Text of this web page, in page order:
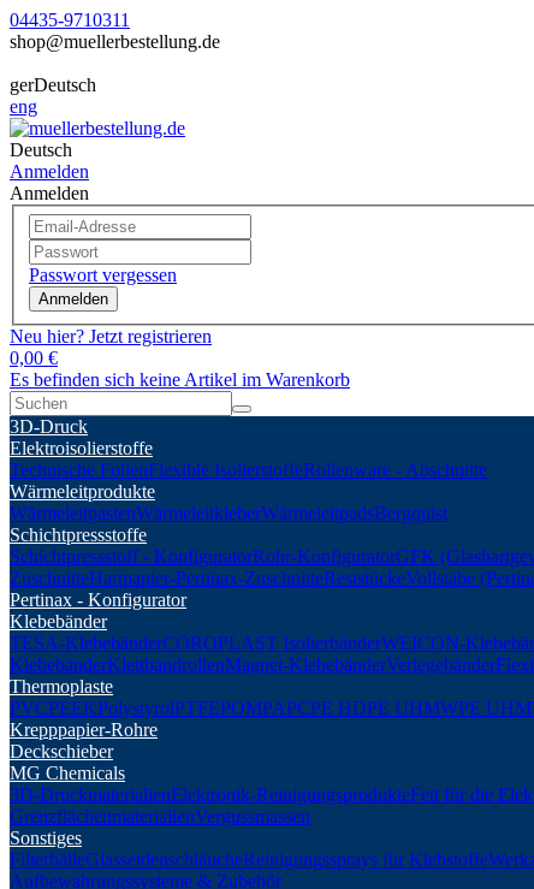
04435-9710311
shop@muellerbestellung.de
gerDeutsch
eng
Deutsch
Anmelden
Anmelden
Passwort vergessen
Anmelden
Neu hier? Jetzt registrieren
0,00 €
Es befinden sich keine Artikel im Warenkorb
3D-Druck
Elektroisolierstoffe
Technische FolienFlexible IsolierstoffeRollenware - Abschnitte
Wärmeleitprodukte
WärmeleitpastenWärmeleitkleberWärmeleitpadsBergquist
Schichtpressstoffe
Schichtpressstoff - KonfiguratorRohr-KonfiguratorGFK
ZuschnitteHartpapier-Pertinax-ZuschnitteReststückeVollstäbe
Pertinax - Konfigurator
Klebebänder
TESA-KlebebänderCOROPLAST IsolierbänderWEICON-
KlebebänderKlettbandrollenMagnet-KlebebänderVerlegebänder
Thermoplaste
PVCPEEKPolystyrolPTFEPOMPAPCPE HDPE UHMWPE
Krepppapier-Rohre
Deckschieber
MG Chemicals
3D-DruckmaterialienElektronik-ReinigungsprodukteFett für die
GrenzflächenmaterialienVergussmassen
Sonstiges
FilterbälleGlasseidenschläucheReinigungssprays für Klebstoffe
Aufbewahrungssysteme & Zubehör